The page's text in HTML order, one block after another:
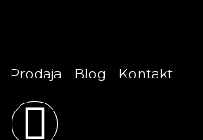
Prodaja Blog Kontakt
I